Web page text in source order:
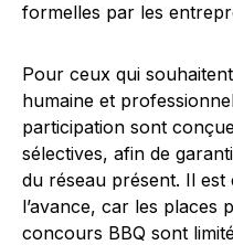
formelles par les
Pour ceux qui
humaine et
participation sont
sélectives, afin de
du réseau présent. Il est
l’avance, car les places
concours BBQ sont